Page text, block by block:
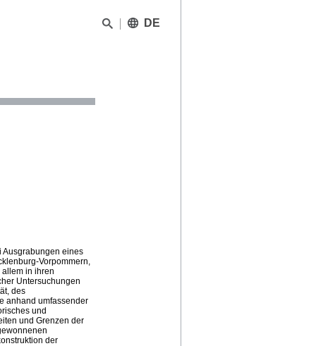
DE
Ausgrabungen eines
Vorpommern,
in ihren
Untersuchungen
des
anhand umfassender
und
und Grenzen der
der